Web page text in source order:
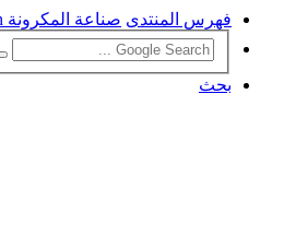
فهرس المنتدى صناعة المكرونة Pasta Production
بحث